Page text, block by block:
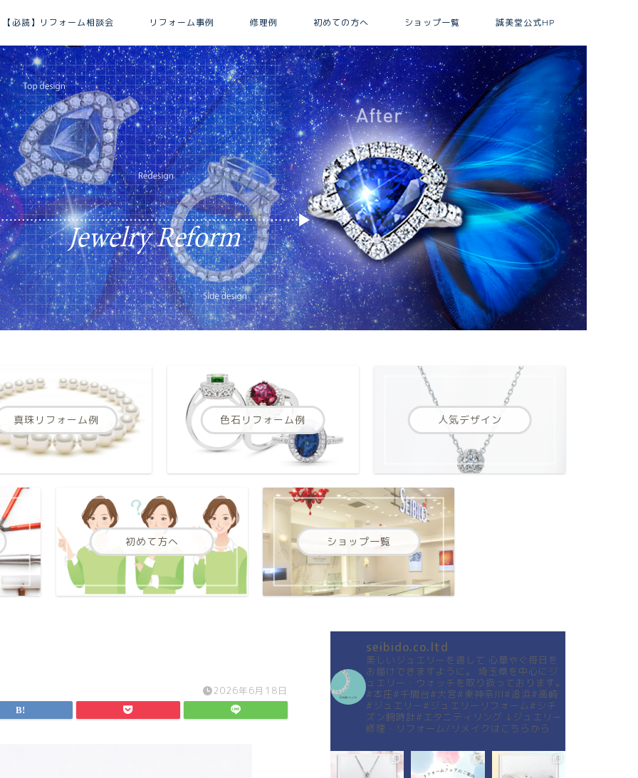
【必読】リフォーム相談会 リフォーム事例 修理例 初めての方へ ショップ一覧 誠美堂公式HP
真珠リフォーム例 色石リフォーム例 人気デザイン
初めて方へ ショップ一覧
2026年6月18日
seibido.co.ltd
美しいジュエリーを通して 心華やぐ毎日を
お届けできますように。
埼玉県を中心にジ
ュエリー・ウォッチを取り扱っております。
#本庄#千間台#大宮#東神奈川#追浜#高崎
#ジュエリー#ジュエリーリフォーム#シチ
ズン腕時計#エタニティリング ↓ジュエリー
修理・リフォーム/リメイクはこちらから